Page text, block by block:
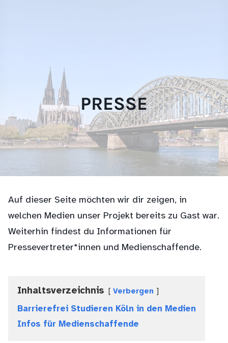
PRESSE
Auf dieser Seite möchten wir dir zeigen, in
welchen Medien unser Projekt bereits zu Gast war.
Weiterhin findest du Informationen für
Pressevertreter*innen und Medienschaffende.
Inhaltsverzeichnis Verbergen
Barrierefrei Studieren Köln in den Medien
Infos für Medienschaffende